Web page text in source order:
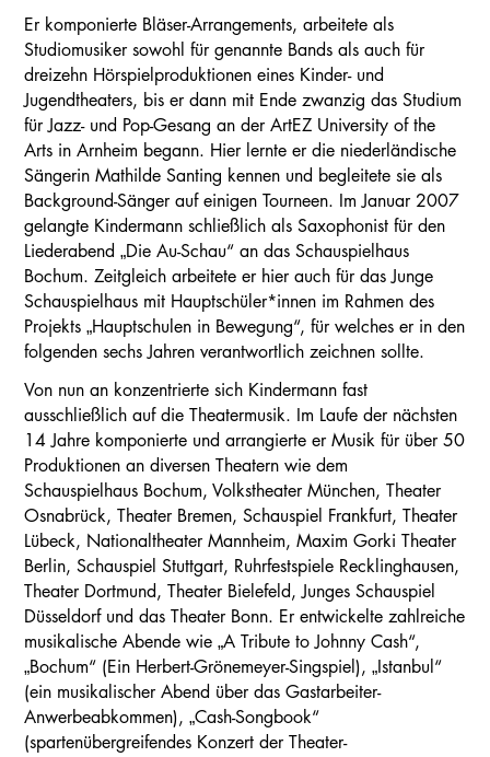
Er komponierte Bläser-Arrangements, arbeitete als
Studiomusiker sowohl für genannte Bands als auch für
dreizehn Hörspielproduktionen eines Kinder- und
Jugendtheaters, bis er dann mit Ende zwanzig das Studium
für Jazz- und Pop-Gesang an der ArtEZ University of the
Arts in Arnheim begann. Hier lernte er die niederländische
Sängerin Mathilde Santing kennen und begleitete sie als
Background-Sänger auf einigen Tourneen. Im Januar 2007
gelangte Kindermann schließlich als Saxophonist für den
Liederabend „Die Au-Schau“ an das Schauspielhaus
Bochum. Zeitgleich arbeitete er hier auch für das Junge
Schauspielhaus mit Hauptschüler*innen im Rahmen des
Projekts „Hauptschulen in Bewegung“, für welches er in den
folgenden sechs Jahren verantwortlich zeichnen sollte.
Von nun an konzentrierte sich Kindermann fast
ausschließlich auf die Theatermusik. Im Laufe der nächsten
14 Jahre komponierte und arrangierte er Musik für über 50
Produktionen an diversen Theatern wie dem
Schauspielhaus Bochum, Volkstheater München, Theater
Osnabrück, Theater Bremen, Schauspiel Frankfurt, Theater
Lübeck, Nationaltheater Mannheim, Maxim Gorki Theater
Berlin, Schauspiel Stuttgart, Ruhrfestspiele Recklinghausen,
Theater Dortmund, Theater Bielefeld, Junges Schauspiel
Düsseldorf und das Theater Bonn. Er entwickelte zahlreiche
musikalische Abende wie „A Tribute to Johnny Cash“,
„Bochum“ (Ein Herbert-Grönemeyer-Singspiel), „Istanbul“
(ein musikalischer Abend über das Gastarbeiter-
Anwerbeabkommen), „Cash-Songbook“
(spartenübergreifendes Konzert der Theater-